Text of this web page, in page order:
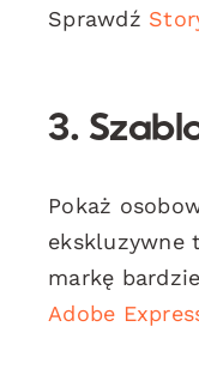
Sprawdź
3.
Pokaż
ekskluzywne
markę
Adobe